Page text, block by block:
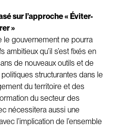
sur l’approche « Éviter-
»
le gouvernement ne pourra
ambitieux qu’il s’est fixés en
de nouveaux outils et de
structurantes dans le
du territoire et des
du secteur des
nécessitera aussi une
l’implication de l’ensemble